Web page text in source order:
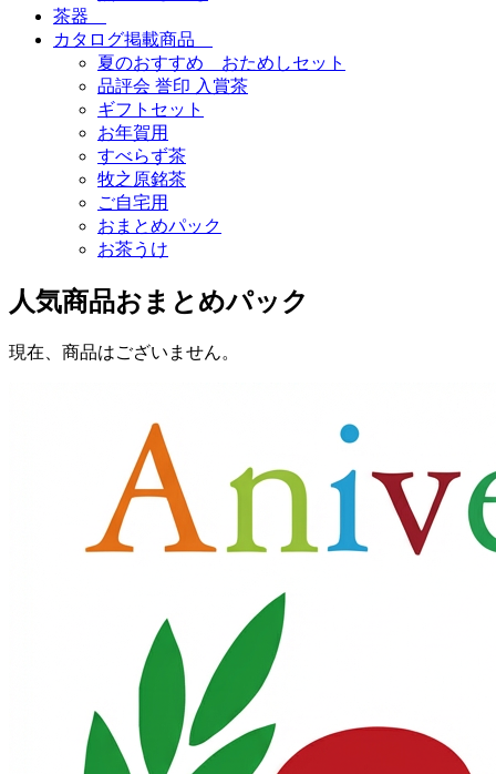
茶器
カタログ掲載商品
夏のおすすめ おためしセット
品評会 誉印 入賞茶
ギフトセット
お年賀用
すべらず茶
牧之原銘茶
ご自宅用
おまとめパック
お茶うけ
人気商品おまとめパック
現在、商品はございません。